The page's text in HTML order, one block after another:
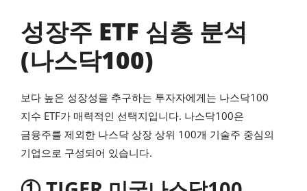
성장주 ETF 심층 분석
(나스닥100)
보다 높은 성장성을 추구하는 투자자에게는 나스닥100
지수 ETF가 매력적인 선택지입니다. 나스닥100은
금융주를 제외한 나스닥 상장 상위 100개 기술주 중심의
기업으로 구성되어 있습니다.